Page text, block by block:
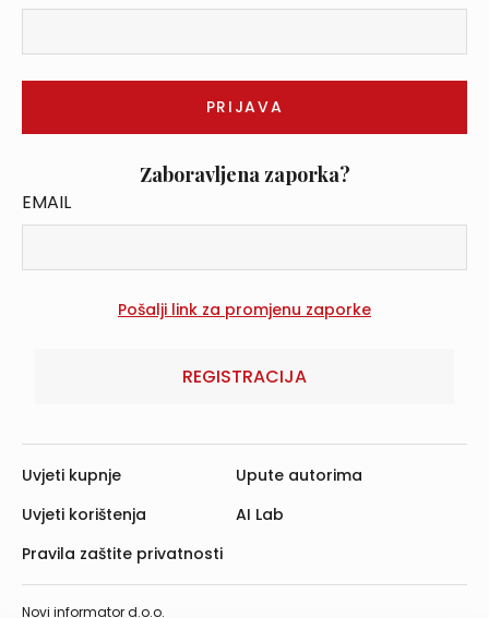
Zaboravljena zaporka?
EMAIL
REGISTRACIJA
Novi informator d.o.o.
Uvjeti kupnje
Uvjeti korištenja
Pravila zaštite privatnosti
Upute autorima
AI Lab